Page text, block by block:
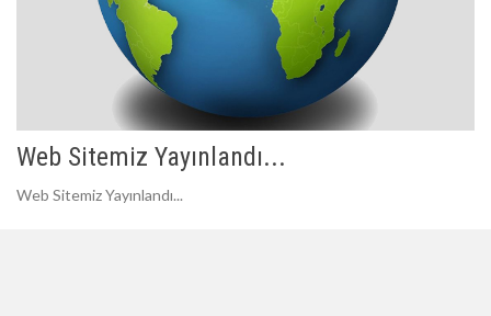
Web Sitemiz Yayınlandı...
Web Sitemiz Yayınlandı...